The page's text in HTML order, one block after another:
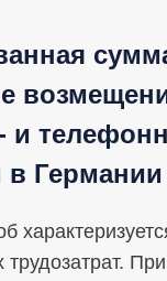
и
в Германии
трудозатрат.